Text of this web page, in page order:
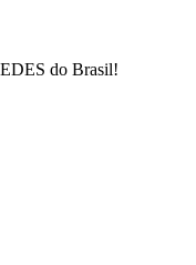
do Brasil!